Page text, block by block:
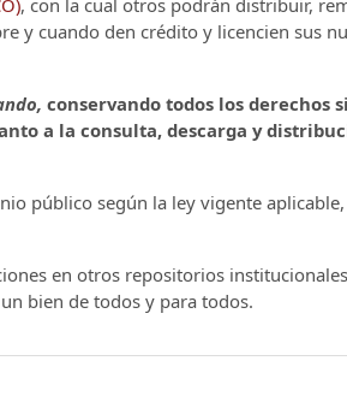
y cuando den crédito y licencien sus
conservando todos los derechos
a la consulta, descarga y
público según la ley vigente
en otros repositorios
bien de todos y para todos.